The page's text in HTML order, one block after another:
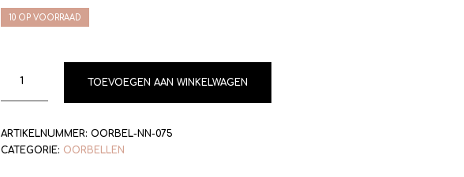
10 OP VOORRAAD
TOEVOEGEN AAN WINKELWAGEN
ARTIKELNUMMER: OORBEL-NN-075
CATEGORIE: OORBELLEN